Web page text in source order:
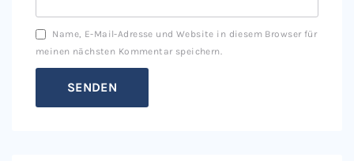
Name, E-Mail-Adresse und Website in diesem Browser für
meinen nächsten Kommentar speichern.